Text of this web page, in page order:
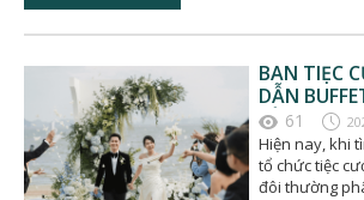
BÀN TIỆC
DẪN
BÀN?
61
Hiện nay, khi
tổ chức tiệc
đôi thường